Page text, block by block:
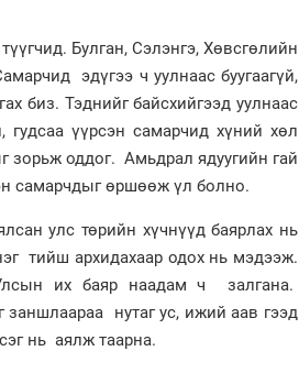
Булган, Сэлэнгэ, Хөвсгөлийн
эдүгээ ч уулнаас буугаагүй,
биз. Тэднийг байсхийгээд уулнаас
гудсаа үүрсэн самарчид хүний хөл
зорьж оддог. Амьдрал ядуугийн гай
самарчдыг өршөөж үл болно.
улс төрийн хүчнүүд баярлах нь
тийш архидахаар одох нь мэдээж.
их баяр наадам ч залгана.
нутаг ус, ижий аав гээд
нь аялж таарна.